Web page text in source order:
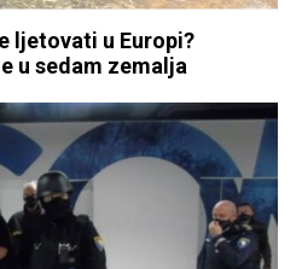
ljetovati u Europi?
u sedam zemalja